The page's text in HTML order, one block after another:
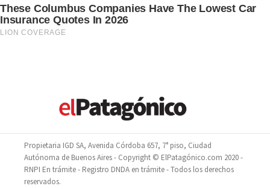
Propietaria IGD SA, Avenida Córdoba 657, 7° piso, Ciudad
Autónoma de Buenos Aires - Copyright © ElPatagónico.com 2020 -
RNPI En trámite - Registro DNDA en trámite - Todos los derechos
reservados.